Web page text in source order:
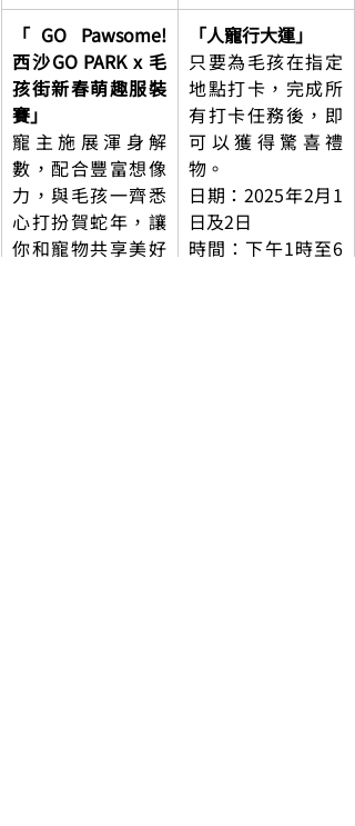
「GO Pawsome!
西沙GO PARK x 毛
孩街新春萌趣服裝
賽」
寵主施展渾身解
數，配合豐富想像
力，與毛孩一齊悉
心打扮賀蛇年，讓
你和寵物共享美好
「人寵行大運」
只要為毛孩在指定
地點打卡，完成所
有打卡任務後，即
可以獲得驚喜禮
物。
日期：2025年2月1
日及2日
時間：下午1時至6